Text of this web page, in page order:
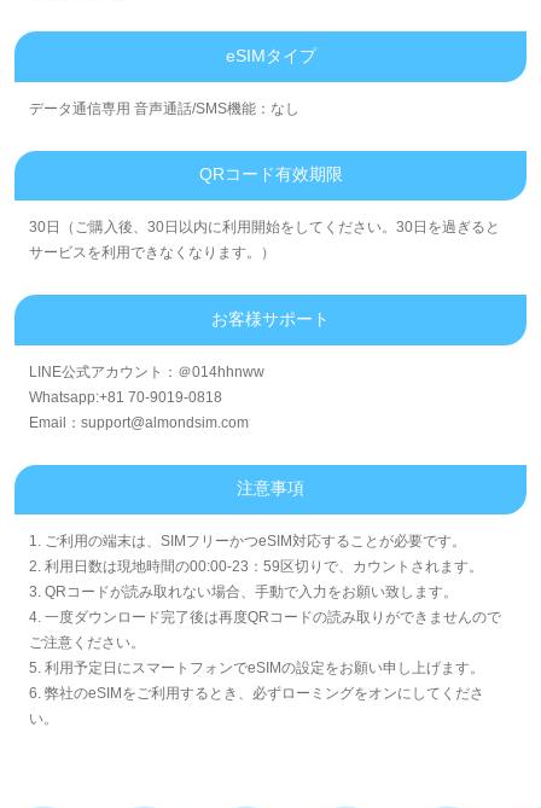
eSIMタイプ
データ通信専用 音声通話/SMS機能：なし
QRコード有效期限
30日（ご購入後、30日以内に利用開始をしてください。30日を過ぎると
サービスを利用できなくなります。）
お客様サポート
LINE公式アカウント：＠014hhnww
Whatsapp:+81 70-9019-0818
Email：support@almondsim.com
注意事項
1. ご利用の端末は、SIMフリーかつeSIM対応することが必要です。
2. 利用日数は現地時間の00:00-23：59区切りで、カウントされます。
3. QRコードが読み取れない場合、手動で入力をお願い致します。
4. 一度ダウンロード完了後は再度QRコードの読み取りができませんので
ご注意ください。
5. 利用予定日にスマートフォンでeSIMの設定をお願い申し上げます。
6. 弊社のeSIMをご利用するとき、必ずローミングをオンにしてくださ
い。